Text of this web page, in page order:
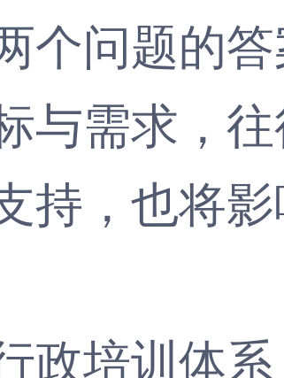
个问题的
与需求，
持，也将
培训体系